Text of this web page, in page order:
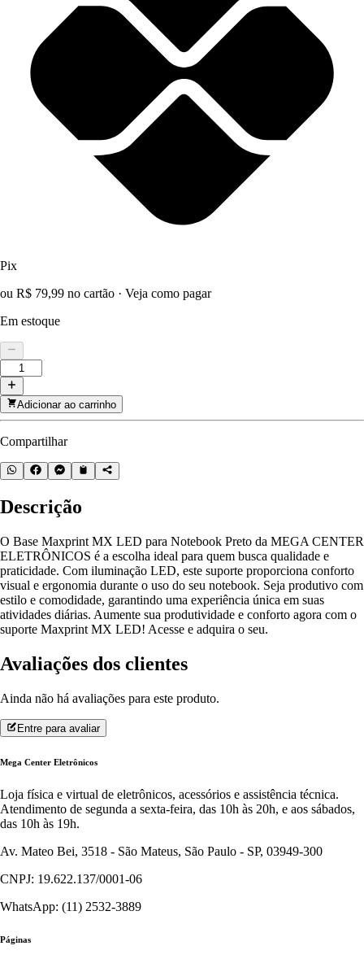
Pix
ou R$ 79,99 no cartão · Veja como pagar
Em estoque
Adicionar ao carrinho
Compartilhar
Descrição
O Base Maxprint MX LED para Notebook Preto da MEGA CENTER
ELETRÔNICOS é a escolha ideal para quem busca qualidade e
praticidade. Com iluminação LED, este suporte proporciona conforto
visual e ergonomia durante o uso do seu notebook. Seja produtivo com
estilo e comodidade, garantindo uma experiência única em suas
atividades diárias. Aumente sua produtividade e conforto agora com o
suporte Maxprint MX LED! Acesse e adquira o seu.
Avaliações dos clientes
Ainda não há avaliações para este produto.
Entre para avaliar
Mega Center Eletrônicos
Loja física e virtual de eletrônicos, acessórios e assistência técnica.
Atendimento de segunda a sexta-feira, das 10h às 20h, e aos sábados,
das 10h às 19h.
Av. Mateo Bei, 3518 - São Mateus, São Paulo - SP, 03949-300
CNPJ: 19.622.137/0001-06
WhatsApp: (11) 2532-3889
Páginas